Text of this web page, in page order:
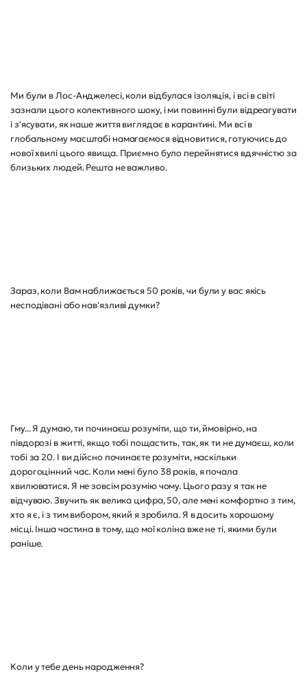
Ми були в Лос-Анджелесі, коли відбулася ізоляція, і всі в світі
зазнали цього колективного шоку, і ми повинні були відреагувати
і з'ясувати, як наше життя виглядає в карантині. Ми всі в
глобальному масштабі намагаємося відновитися, готуючись до
нової хвилі цього явища. Приємно було перейнятися вдячністю за
близьких людей. Решта не важливо.
Зараз, коли Вам наближається 50 років, чи були у вас якісь
несподівані або нав'язливі думки?
Гму... Я думаю, ти починаєш розуміти, що ти, ймовірно, на
півдорозі в житті, якщо тобі пощастить, так, як ти не думаєш, коли
тобі за 20. І ви дійсно починаєте розуміти, наскільки
дорогоцінний час. Коли мені було 38 років, я почала
хвилюватися. Я не зовсім розумію чому. Цього разу я так не
відчуваю. Звучить як велика цифра, 50, але мені комфортно з тим,
хто я є, і з тим вибором, який я зробила. Я в досить хорошому
місці. Інша частина в тому, що мої коліна вже не ті, якими були
раніше.
Коли у тебе день народження?